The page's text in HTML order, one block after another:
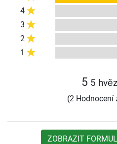
4
3
2
1
5 5
(2 Hodnocení
ZOBRAZIT